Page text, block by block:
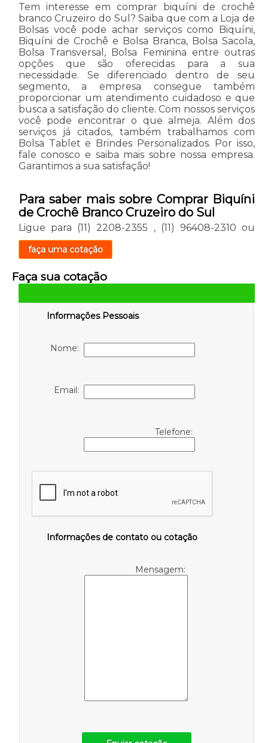
Tem interesse em comprar biquíni de crochê
branco Cruzeiro do Sul? Saiba que com a Loja de
Bolsas você pode achar serviços como Biquíni,
Biquíni de Crochê e Bolsa Branca, Bolsa Sacola,
Bolsa Transversal, Bolsa Feminina entre outras
opções que são oferecidas para a sua
necessidade. Se diferenciado dentro de seu
segmento, a empresa consegue também
proporcionar um atendimento cuidadoso e que
busca a satisfação do cliente. Com nossos serviços
você pode encontrar o que almeja. Além dos
serviços já citados, também trabalhamos com
Bolsa Tablet e Brindes Personalizados. Por isso,
fale conosco e saiba mais sobre nossa empresa.
Garantimos a sua satisfação!
Para saber mais sobre Comprar Biquíni
de Crochê Branco Cruzeiro do Sul
Ligue para (11) 2208-2355 , (11) 96408-2310 ou
faça uma cotação
Faça sua cotação
Informações Pessoais
Nome:
Email:
Telefone:
Informações de contato ou cotação
Mensagem: